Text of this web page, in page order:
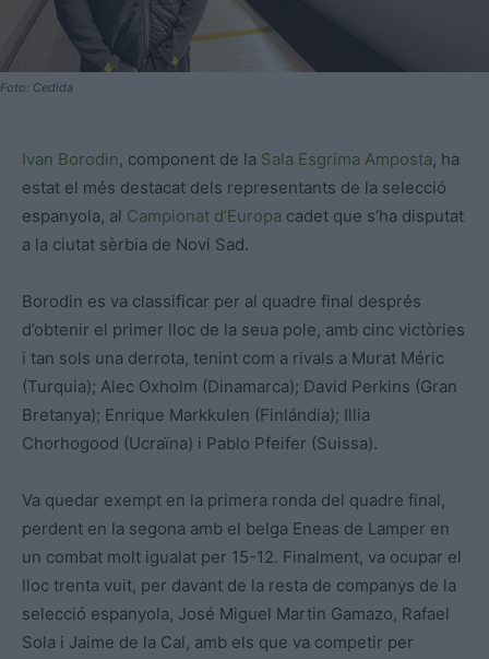
Foto: Cedida
Ivan Borodin, component de la Sala Esgrima Amposta, ha
estat el més destacat dels representants de la selecció
espanyola, al Campionat d’Europa cadet que s’ha disputat
a la ciutat sèrbia de Novi Sad.
Borodin es va classificar per al quadre final després
d’obtenir el primer lloc de la seua pole, amb cinc victòries
i tan sols una derrota, tenint com a rivals a Murat Méric
(Turquia); Alec Oxholm (Dinamarca); David Perkins (Gran
Bretanya); Enrique Markkulen (Finlándia); Illia
Chorhogood (Ucraïna) i Pablo Pfeifer (Suissa).
Va quedar exempt en la primera ronda del quadre final,
perdent en la segona amb el belga Eneas de Lamper en
un combat molt igualat per 15-12. Finalment, va ocupar el
lloc trenta vuit, per davant de la resta de companys de la
selecció espanyola, José Miguel Martin Gamazo, Rafael
Sola i Jaime de la Cal, amb els que va competir per